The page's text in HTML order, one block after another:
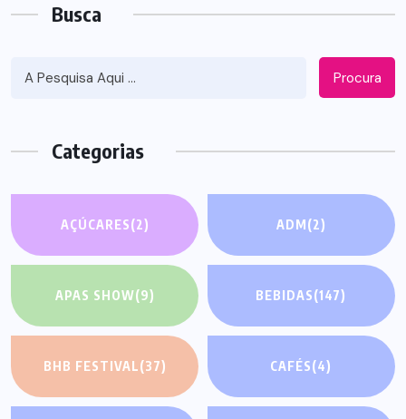
Busca
Procura
Categorias
AÇÚCARES(2) ADM(2)
APAS SHOW(9) BEBIDAS(147)
BHB FESTIVAL(37) CAFÉS(4)